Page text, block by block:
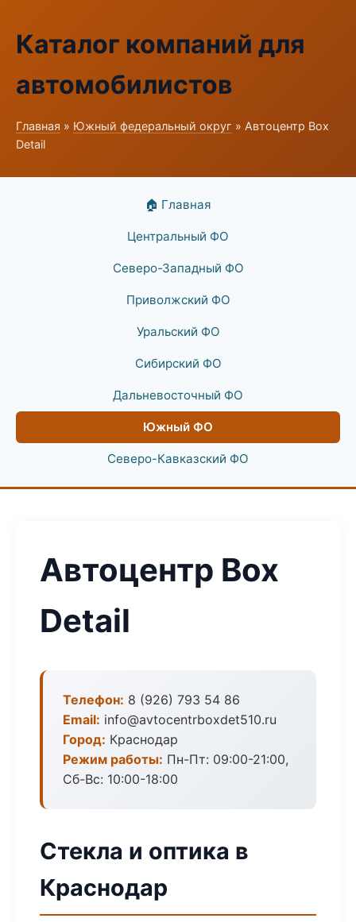
Каталог компаний для
автомобилистов
Главная » Южный федеральный округ » Автоцентр Box
Detail
🏠 Главная
Центральный ФО
Северо-Западный ФО
Приволжский ФО
Уральский ФО
Сибирский ФО
Дальневосточный ФО
Южный ФО
Северо-Кавказский ФО
Автоцентр Box
Detail
Телефон: 8 (926) 793 54 86
Email: info@avtocentrboxdet510.ru
Город: Краснодар
Режим работы: Пн-Пт: 09:00-21:00,
Сб-Вс: 10:00-18:00
Стекла и оптика в
Краснодар